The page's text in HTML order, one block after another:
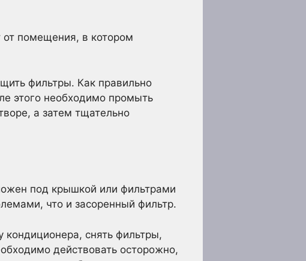
от помещения, в котором
фильтры. Как правильно
этого необходимо промыть
а затем тщательно
под крышкой или фильтрами
что и засоренный фильтр.
снять фильтры,
действовать осторожно,